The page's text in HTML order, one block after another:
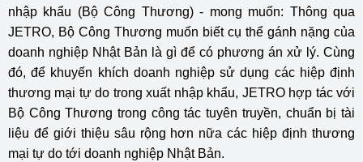
nhập khẩu (Bộ Công Thương) - mong muốn: Thông qua
JETRO, Bộ Công Thương muốn biết cụ thể gánh nặng của
doanh nghiệp Nhật Bản là gì để có phương án xử lý. Cùng
đó, để khuyến khích doanh nghiệp sử dụng các hiệp định
thương mại tự do trong xuất nhập khẩu, JETRO hợp tác với
Bộ Công Thương trong công tác tuyên truyền, chuẩn bị tài
liệu để giới thiệu sâu rộng hơn nữa các hiệp định thương
mại tự do tới doanh nghiệp Nhật Bản.